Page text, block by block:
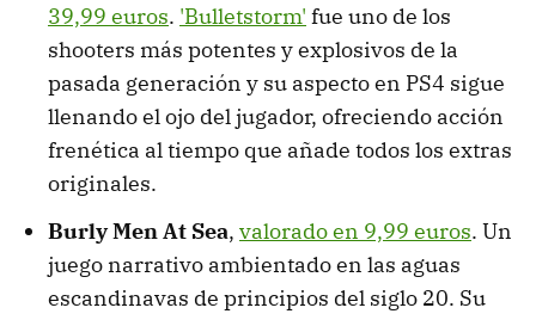
39,99 euros. 'Bulletstorm' fue uno de los
shooters más potentes y explosivos de la
pasada generación y su aspecto en PS4 sigue
llenando el ojo del jugador, ofreciendo acción
frenética al tiempo que añade todos los extras
originales.
Burly Men At Sea, valorado en 9,99 euros. Un
juego narrativo ambientado en las aguas
escandinavas de principios del siglo 20. Su